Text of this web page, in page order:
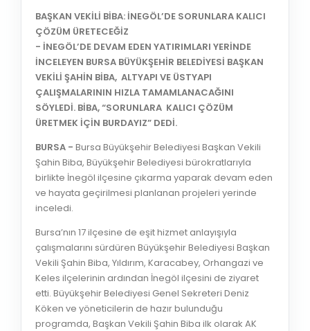
BAŞKAN VEKİLİ BİBA: İNEGÖL’DE SORUNLARA KALICI
ÇÖZÜM ÜRETECEĞİZ
- İNEGÖL’DE DEVAM EDEN YATIRIMLARI YERİNDE
İNCELEYEN BURSA BÜYÜKŞEHİR BELEDİYESİ BAŞKAN
VEKİLİ ŞAHİN BİBA, ALTYAPI VE ÜSTYAPI
ÇALIŞMALARININ HIZLA TAMAMLANACAĞINI
SÖYLEDİ. BİBA, “SORUNLARA KALICI ÇÖZÜM
ÜRETMEK İÇİN BURDAYIZ” DEDİ.
BURSA - Bursa Büyükşehir Belediyesi Başkan Vekili
Şahin Biba, Büyükşehir Belediyesi bürokratlarıyla
birlikte İnegöl ilçesine çıkarma yaparak devam eden
ve hayata geçirilmesi planlanan projeleri yerinde
inceledi.
Bursa’nın 17 ilçesine de eşit hizmet anlayışıyla
çalışmalarını sürdüren Büyükşehir Belediyesi Başkan
Vekili Şahin Biba, Yıldırım, Karacabey, Orhangazi ve
Keles ilçelerinin ardından İnegöl ilçesini de ziyaret
etti. Büyükşehir Belediyesi Genel Sekreteri Deniz
Köken ve yöneticilerin de hazır bulunduğu
programda, Başkan Vekili Şahin Biba ilk olarak AK